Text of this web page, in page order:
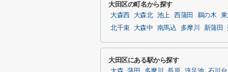
大田区の町名から探す
大森西 大森北 池上 西蒲田 鵜の木
北千束
大森中 南馬込 多摩川 新蒲田
大田区にある駅から探す